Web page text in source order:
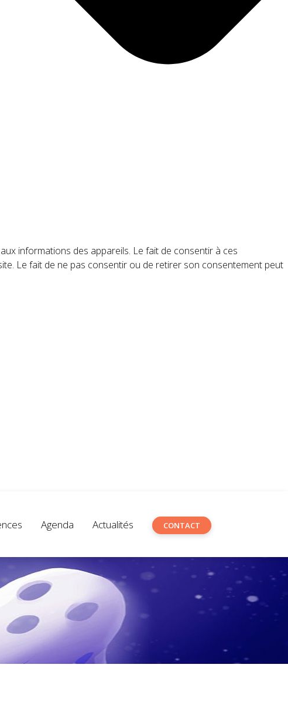
informations des appareils. Le fait de consentir à ces
Le fait de ne pas consentir ou de retirer son consentement peut
Agenda Actualités CONTACT